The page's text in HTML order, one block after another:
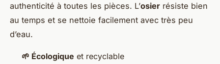
authenticité à toutes les pièces. L’osier résiste bien
au temps et se nettoie facilement avec très peu
d’eau.
🌱 Écologique et recyclable